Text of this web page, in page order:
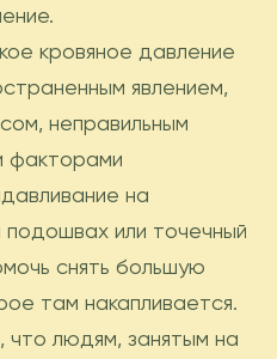
кровяное давление
явлением,
неправильным
факторами
на
или точечный
снять большую
там накапливается.
что людям, занятым на